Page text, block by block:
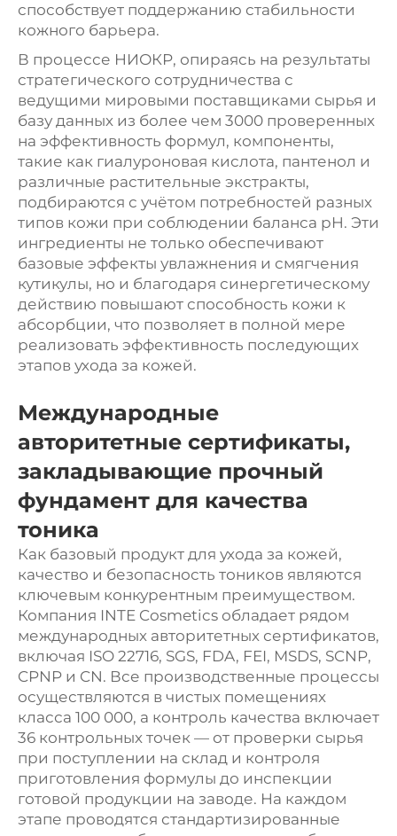
способствует поддержанию стабильности
кожного барьера.
В процессе НИОКР, опираясь на результаты
стратегического сотрудничества с
ведущими мировыми поставщиками сырья и
базу данных из более чем 3000 проверенных
на эффективность формул, компоненты,
такие как гиалуроновая кислота, пантенол и
различные растительные экстракты,
подбираются с учётом потребностей разных
типов кожи при соблюдении баланса pH. Эти
ингредиенты не только обеспечивают
базовые эффекты увлажнения и смягчения
кутикулы, но и благодаря синергетическому
действию повышают способность кожи к
абсорбции, что позволяет в полной мере
реализовать эффективность последующих
этапов ухода за кожей.
Международные
авторитетные сертификаты,
закладывающие прочный
фундамент для качества
тоника
Как базовый продукт для ухода за кожей,
качество и безопасность тоников являются
ключевым конкурентным преимуществом.
Компания INTE Cosmetics обладает рядом
международных авторитетных сертификатов,
включая ISO 22716, SGS, FDA, FEI, MSDS, SCNP,
CPNP и CN. Все производственные процессы
осуществляются в чистых помещениях
класса 100 000, а контроль качества включает
36 контрольных точек — от проверки сырья
при поступлении на склад и контроля
приготовления формулы до инспекции
готовой продукции на заводе. На каждом
этапе проводятся стандартизированные